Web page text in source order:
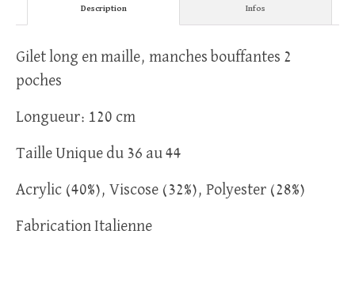
Description Infos
Gilet long en maille, manches bouffantes 2
poches
Longueur: 120 cm
Taille Unique du 36 au 44
Acrylic (40%), Viscose (32%), Polyester (28%)
Fabrication Italienne